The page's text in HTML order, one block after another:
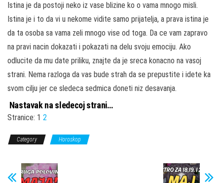
Istina je da postoji neko iz vase blizine ko o vama mnogo misli.
Istina je i to da vi u nekome vidite samo prijatelja, a prava istina je
da ta osoba sa vama zeli mnogo vise od toga. Da ce vam zapravo
na pravi nacin dokazati i pokazati na delu svoju emociju. Ako
odlucite da mu date priliku, znajte da je sreca konacno na vasoj
strani. Nema razloga da vas bude strah da se prepustite i idete ka
svom cilju jer ce sledeca sedmica doneti niz desavanja.
Nastavak na sledecoj strani…
Stranice: 1 2
Category Horoskop